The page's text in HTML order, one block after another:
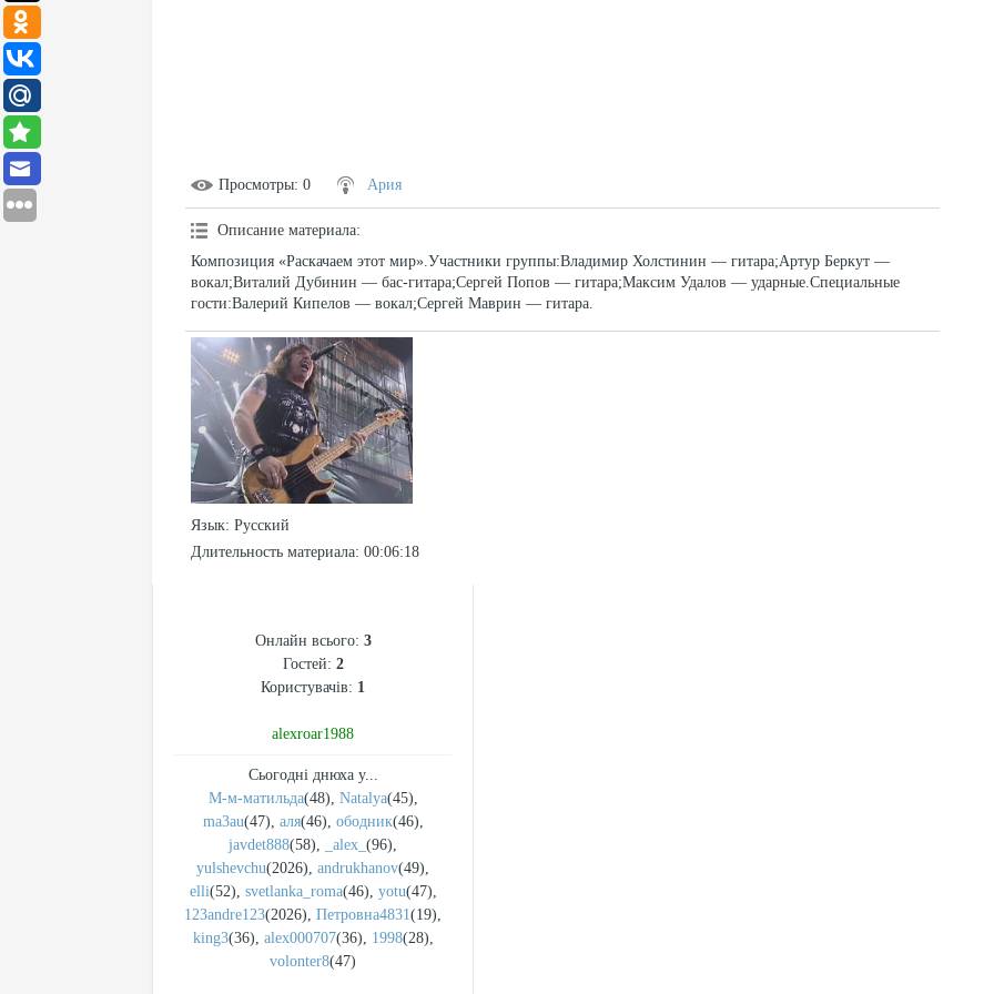
Просмотры: 0 Ария
Описание материала:
Композиция «Раскачаем этот мир».Участники группы:Владимир Холстинин — гитара;Артур Беркут —
вокал;Виталий Дубинин — бас-гитара;Сергей Попов — гитара;Максим Удалов — ударные.Специальные
гости:Валерий Кипелов — вокал;Сергей Маврин — гитара.
Язык: Русский
Длительность материала: 00:06:18
Онлайн всього: 3
Гостей: 2
Користувачів: 1
alexroar1988
Сьогодні днюха у...
М-м-матильда(48), Natalya(45),
ma3au(47), аля(46), ободник(46),
javdet888(58), _alex_ (96),
yulshevchu(2026), andrukhanov(49),
elli(52), svetlanka_roma(46), yotu(47),
123andre123(2026), Петровна4831(19),
king3(36), alex000707(36), 1998(28),
volonter8(47)